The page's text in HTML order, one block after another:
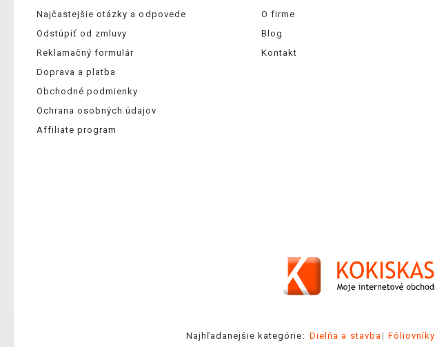
Najčastejšie otázky a odpovede
Odstúpiť od zmluvy
Reklamačný formulár
Doprava a platba
Obchodné podmienky
Ochrana osobných údajov
Affiliate program
O firme
Blog
Kontakt
Najhľadanejšie kategórie: Dielňa a stavba Fóliovníky